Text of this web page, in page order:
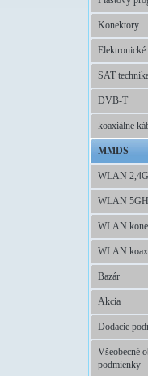
Konektory
Elektronické
SAT
DVB-T
koaxiálne
MMDS
WLAN
WLAN
WLAN
WLAN
Bazár
Akcia
Dodacie
Všeobecné
podmienky